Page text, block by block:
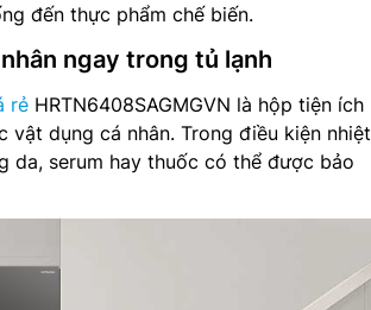
đến thực phẩm chế biến.
ngay trong tủ lạnh
rẻ HRTN6408SAGMGVN là hộp tiện ích
dụng cá nhân. Trong điều kiện nhiệt
da, serum hay thuốc có thể được bảo